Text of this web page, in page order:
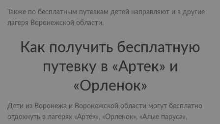
Также по бесплатным путевкам детей направляют и в другие
лагеря Воронежской области.
Как получить бесплатную
путевку в «Артек» и
«Орленок»
Дети из Воронежа и Воронежской области могут бесплатно
отдохнуть в лагерях «Артек», «Орленок», «Алые паруса»,